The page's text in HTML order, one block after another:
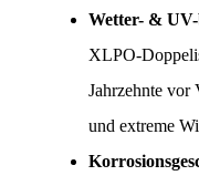
Wetter- &
XLPO-
Jahrzehnte vor
und extreme